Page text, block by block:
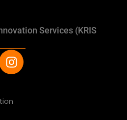
Services (KRIS
I
n
s
a